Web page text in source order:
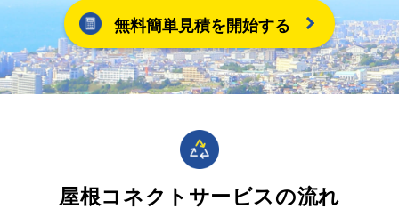
無料簡単見積を開始する
屋根コネクトサービスの流れ